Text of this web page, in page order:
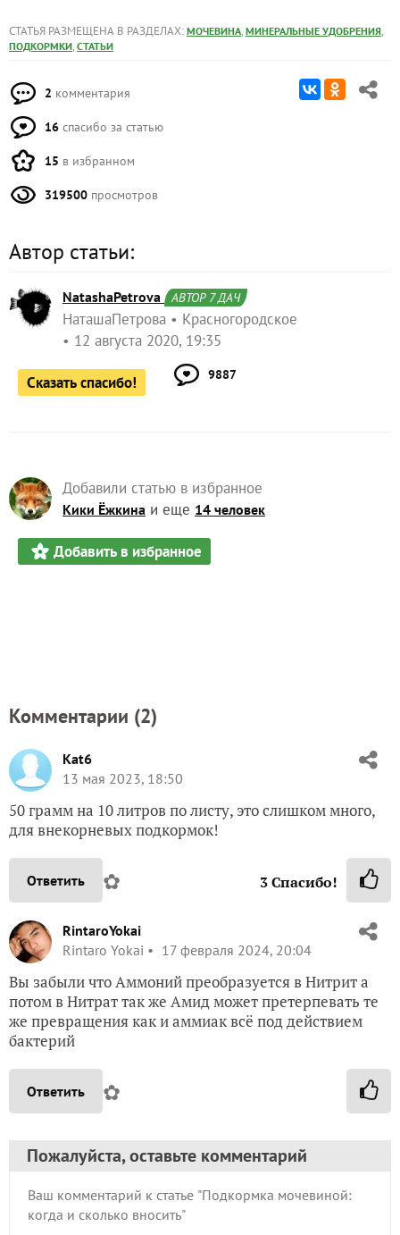
СТАТЬЯ РАЗМЕЩЕНА В РАЗДЕЛАХ: МОЧЕВИНА, МИНЕРАЛЬНЫЕ УДОБРЕНИЯ,
ПОДКОРМКИ, СТАТЬИ
2 комментария
16 спасибо за статью
15 в избранном
319500 просмотров
Автор статьи:
NatashaPetrova АВТОР 7 ДАЧ
НаташаПетрова
Красногородское
12 августа 2020, 19:35
Сказать спасибо! 9887
Добавили статью в избранное
Кики Ёжкина и еще 14 человек
Добавить в избранное
Комментарии (2)
Kat6
13 мая 2023, 18:50
50 грамм на 10 литров по листу, это слишком много,
для внекорневых подкормок!
Ответить ✿ 3Спасибо!
RintaroYokai
Rintaro Yokai
17 февраля 2024, 20:04
Вы забыли что Аммоний преобразуется в Нитрит а
потом в Нитрат так же Амид может претерпевать те
же превращения как и аммиак всё под действием
бактерий
Ответить ✿
Пожалуйста, оставьте комментарий